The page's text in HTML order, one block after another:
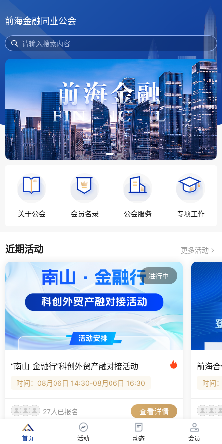
前海金融同业公会
请输入搜索内容
关于公会 会员名录 公会服务 专项工作
近期活动 更多活动
进行中
“南山 金融行”科创外贸产融对接活动
时间：08月06日 14:30-08月06日 16:30
27人已报名 查看详情
时间
首页 活动 动态 会员